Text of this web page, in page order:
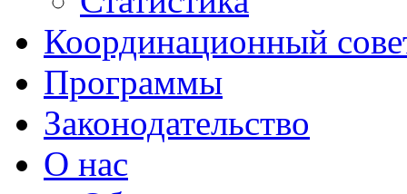
Координационный
Программы
Законодательство
О нас